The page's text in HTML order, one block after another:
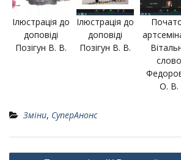
Ілюстрація до
доповіді
Позігун В. В.
Ілюстрація до
доповіді
Позігун В. В.
слово
О. В.
Зміни, СуперАнонс
Навігація